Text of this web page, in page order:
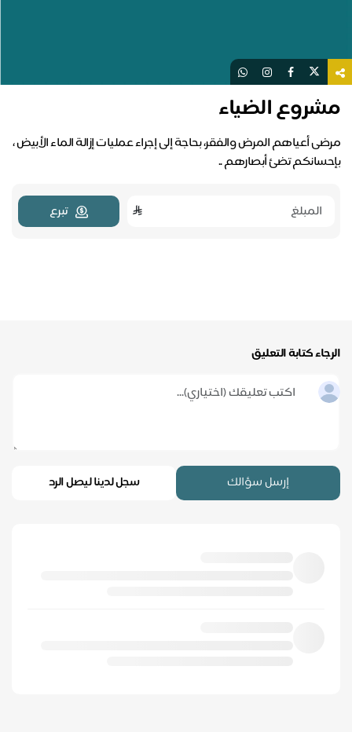
مشروع الضياء
مرضى أعياهم المرض والفقر، بحاجة إلى إجراء عمليات إزالة الماء الأبيض ،
بإحسانكم تضئ أبصارهم ..
تبرع
الرجاء كتابة التعليق
إرسل سؤالك سجل لدينا ليصل الرد